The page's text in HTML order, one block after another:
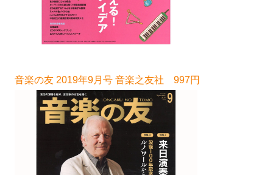
音楽の友 2019年9月号 音楽之友社 997円